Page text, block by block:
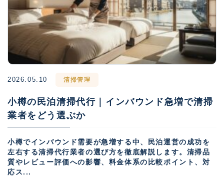
2026.05.10 清掃管理
小樽の民泊清掃代行｜インバウンド急増で清掃
業者をどう選ぶか
小樽でインバウンド需要が急増する中、民泊運営の成功を
左右する清掃代行業者の選び方を徹底解説します。清掃品
質やレビュー評価への影響、料金体系の比較ポイント、対
応ス...